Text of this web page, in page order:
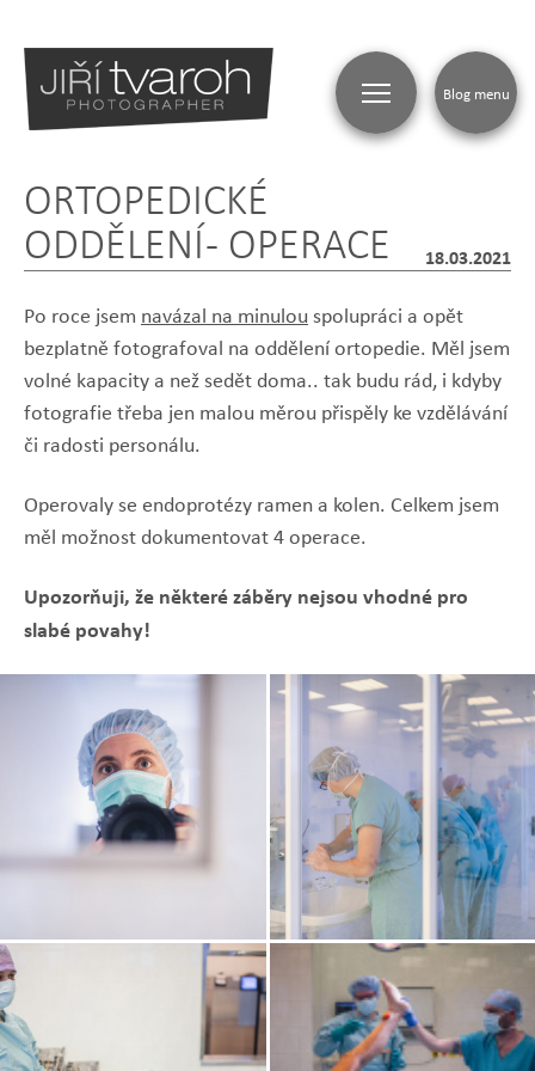
ORTOPEDICKÉ
ODDĚLENÍ - OPERACE
18.03.2021
Po roce jsem navázal na minulou spolupráci a opět
bezplatně fotografoval na oddělení ortopedie. Měl jsem
volné kapacity a než sedět doma.. tak budu rád, i kdyby
fotografie třeba jen malou měrou přispěly ke vzdělávání
či radosti personálu.
Operovaly se endoprotézy ramen a kolen. Celkem jsem
měl možnost dokumentovat 4 operace.
Upozorňuji, že některé záběry nejsou vhodné pro
slabé povahy!
Zobrazit
fotografii
fotografii
Blog menu